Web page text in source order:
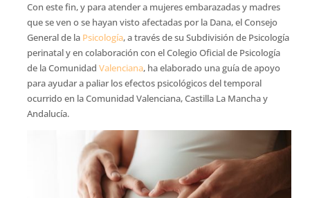
Con este fin, y para atender a mujeres embarazadas y madres
que se ven o se hayan visto afectadas por la Dana, el Consejo
General de la Psicología, a través de su Subdivisión de Psicología
perinatal y en colaboración con el Colegio Oficial de Psicología
de la Comunidad Valenciana, ha elaborado una guía de apoyo
para ayudar a paliar los efectos psicológicos del temporal
ocurrido en la Comunidad Valenciana, Castilla La Mancha y
Andalucía.